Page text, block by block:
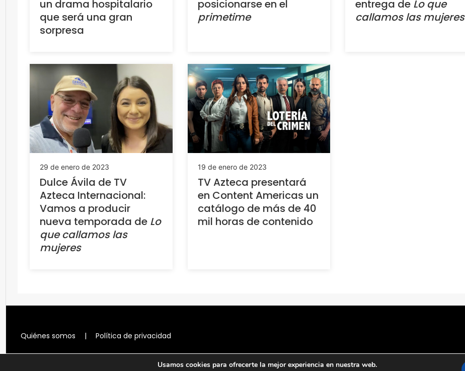
un drama hospitalario
que será una gran
sorpresa
posicionarse en el
primetime
entrega de Lo que
callamos las mujeres
29 de enero de 2023
Dulce Ávila de TV
Azteca Internacional:
Vamos a producir
nueva temporada de Lo
que callamos las
mujeres
19 de enero de 2023
TV Azteca presentará
en Content Americas un
catálogo de más de 40
mil horas de contenido
Quiénes somos | Política de privacidad
Usamos cookies para ofrecerte la mejor experiencia en nuestra web.